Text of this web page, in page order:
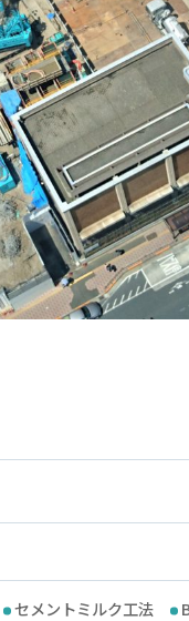
セメントミルク工法